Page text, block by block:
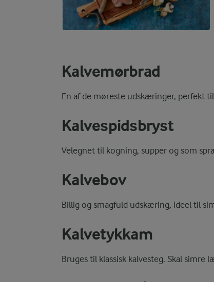
Kalvemørbrad
En af de møreste udskæringer, perfekt
Kalvespidsbryst
Velegnet til kogning, supper og som
Kalvebov
Billig og smagfuld udskæring, ideel til
Kalvetykkam
Bruges til klassisk kalvesteg. Skal simre